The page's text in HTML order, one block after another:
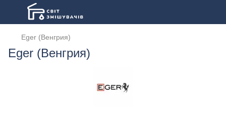
Eger (Венгрия)
Eger (Венгрия)